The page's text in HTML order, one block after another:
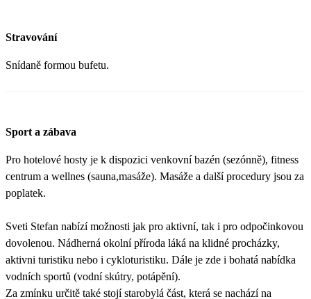
Stravování
Snídaně formou bufetu.
Sport a zábava
Pro hotelové hosty je k dispozici venkovní bazén (sezónně), fitness
centrum a wellnes (sauna,masáže). Masáže a další procedury jsou za
poplatek.
Sveti Stefan nabízí možnosti jak pro aktivní, tak i pro odpočinkovou
dovolenou. Nádherná okolní příroda láká na klidné procházky,
aktivni turistiku nebo i cykloturistiku. Dále je zde i bohatá nabídka
vodních sportů (vodní skútry, potápění).
Za zmínku určitě také stojí starobylá část, která se nachází na